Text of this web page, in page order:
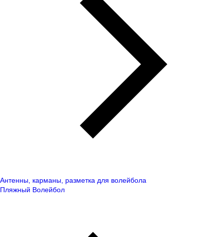
Антенны, карманы, разметка для волейбола
Пляжный Волейбол